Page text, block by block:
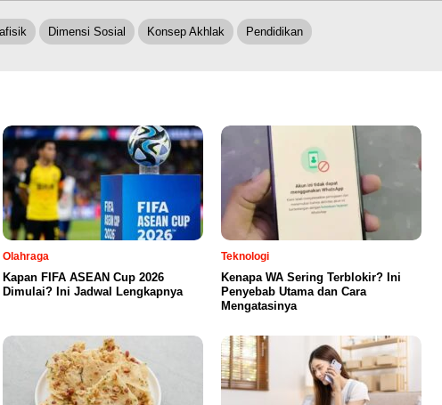
Dimensi Sosial Konsep Akhlak Pendidikan
Olahraga
Kapan FIFA ASEAN Cup 2026
Dimulai? Ini Jadwal Lengkapnya
Teknologi
Kenapa WA Sering Terblokir? Ini
Penyebab Utama dan Cara
Mengatasinya